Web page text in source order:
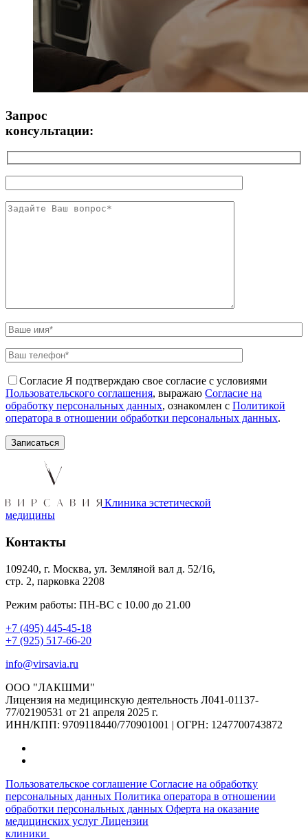
Запрос
консультации:
Согласие Я подтверждаю свое согласие с условиями
Пользовательского соглашения, выражаю Согласие на
обработку персональных данных, ознакомлен с Политикой
оператора в отношении обработки персональных данных.
Клиника эстетической
медицины
Контакты
109240, г. Москва, ул. Земляной вал д. 52/16,
стр. 2, парковка 2208
Режим работы: ПН-ВС с 10.00 до 21.00
+7 (495) 445-45-18
+7 (925) 517-66-20
info@virsavia.ru
ООО "ЛАКШМИ"
Лицензия на медицинскую деятельность Л041-01137-
77/02190531 от 21 апреля 2025 г.
ИНН/КПП: 9709118440/770901001 | ОГРН: 1247700743872
Пользовательское соглашение Согласие на обработку
персональных данных Политика оператора в отношении
обработки персональных данных Оферта на оказание
медицинских услуг Лицензии
клиники